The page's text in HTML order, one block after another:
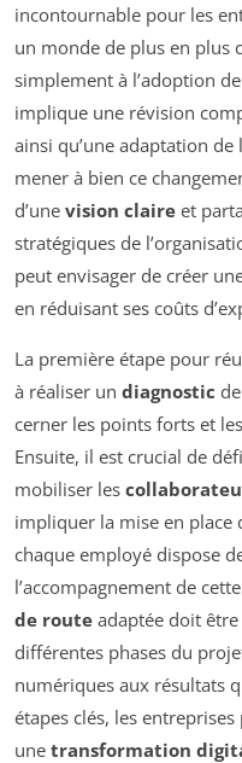
incontournable pour les
un monde de plus en plus
simplement à l’adoption
implique une révision
ainsi qu’une adaptation de
mener à bien ce
d’une vision claire et
stratégiques de
peut envisager de créer
en réduisant ses coûts
La première étape pour
à réaliser un diagnostic
cerner les points forts et
Ensuite, il est crucial de
mobiliser les
impliquer la mise en
chaque employé dispose
l’accompagnement de
de route adaptée doit
différentes phases du
numériques aux résultats
étapes clés, les
une transformation